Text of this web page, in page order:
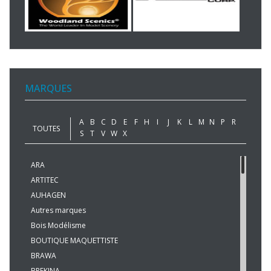
MARQUES
TOUTES
A B C D E F H I J K L M N P
R
S
T V W X
ARA
ARTITEC
AUHAGEN
Autres marques
Bois Modélisme
BOUTIQUE MAQUETTISTE
BRAWA